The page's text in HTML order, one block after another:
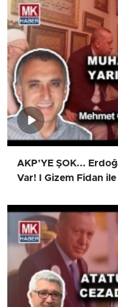
AKP’YE ŞOK...
Var! I Gizem Fidan ile